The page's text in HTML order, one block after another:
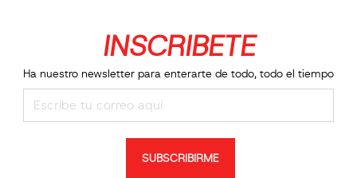
INSCRIBETE
Ha nuestro newsletter para enterarte de todo, todo el tiempo
SUBSCRIBIRME